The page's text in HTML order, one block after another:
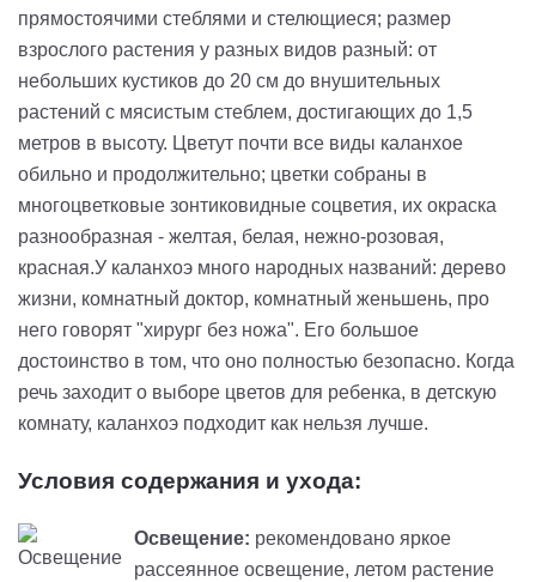
прямостоячими стеблями и стелющиеся; размер
взрослого растения у разных видов разный: от
небольших кустиков до 20 см до внушительных
растений с мясистым стеблем, достигающих до 1,5
метров в высоту. Цветут почти все виды каланхое
обильно и продолжительно; цветки собраны в
многоцветковые зонтиковидные соцветия, их окраска
разнообразная - желтая, белая, нежно-розовая,
красная.У каланхоэ много народных названий: дерево
жизни, комнатный доктор, комнатный женьшень, про
него говорят "хирург без ножа". Его большое
достоинство в том, что оно полностью безопасно. Когда
речь заходит о выборе цветов для ребенка, в детскую
комнату, каланхоэ подходит как нельзя лучше.
Условия содержания и ухода:
Освещение: рекомендовано яркое
рассеянное освещение, летом растение